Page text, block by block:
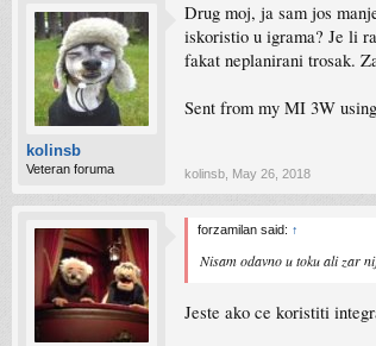
kolinsb
Veteran foruma
Drug moj, ja sam jos
iskoristio u igrama? Je li
fakat neplanirani trosak.
Sent from my MI 3W
kolinsb May 26, 2018
forzamilan said: ↑
Nisam odavno u toku ali zar
Jeste ako ce koristiti